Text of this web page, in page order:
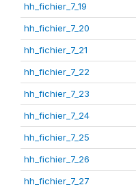
hh_fichier_7_19
hh_fichier_7_20
hh_fichier_7_21
hh_fichier_7_22
hh_fichier_7_23
hh_fichier_7_24
hh_fichier_7_25
hh_fichier_7_26
hh_fichier_7_27